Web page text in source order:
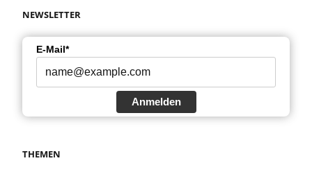
NEWSLETTER
E-Mail*
Anmelden
THEMEN